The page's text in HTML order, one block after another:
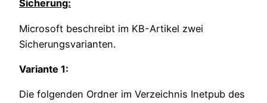
Sicherung:
Microsoft beschreibt im KB-Artikel zwei
Sicherungsvarianten.
Variante 1:
Die folgenden Ordner im Verzeichnis Inetpub des